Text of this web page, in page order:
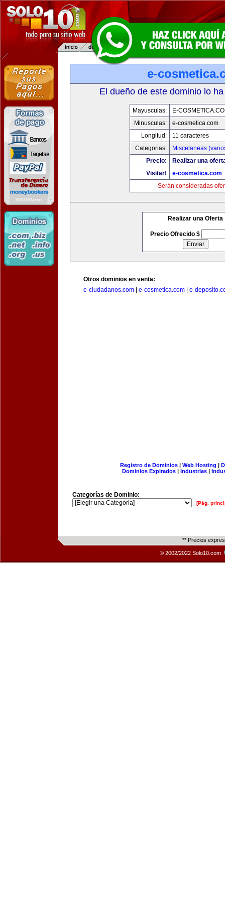
e-
El dueño de este dominio lo
Mayusculas:
E-
Minusculas:
e-cosmetica.com
Longitud:
11 caracteres
Categorias:
Miscelaneas
Precio:
Realizar una
Visitar!
e-cosmetica.com
Serán consideradas
Realizar una Oferta
Precio Ofrecido $
Otros dominios en venta:
e-ciudadanos.com
e-cosmetica.com e-
Registro de Dominios| Web Hosting |
Dominios Expirados | Industrias |
Categorías de Dominio:
[Pág.
** Precios
© 2002/2022 Solo10.com